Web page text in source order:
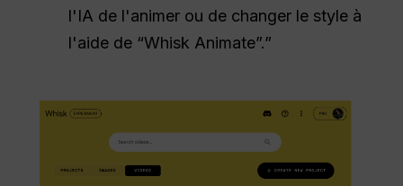
l'IA de l'animer ou de changer le style à
l'aide de “Whisk Animate”.”